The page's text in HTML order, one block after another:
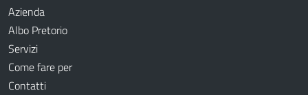
Azienda
Albo Pretorio
Servizi
Come fare per
Contatti